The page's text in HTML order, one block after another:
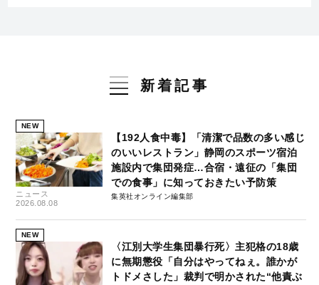
新着記事
NEW
ニュース
2026.08.08
【192人食中毒】「清潔で品数の多い感じ
のいいレストラン」静岡のスポーツ宿泊
施設内で集団発症…合宿・遠征の「集団
での食事」に知っておきたい予防策
集英社オンライン編集部
NEW
〈江別大学生集団暴行死〉主犯格の18歳
に無期懲役「自分はやってねぇ。誰かが
トドメさした」裁判で明かされた“他責ぶ